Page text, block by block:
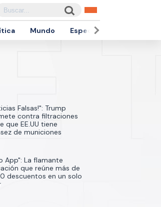
Mundo Espectáculos
Falsas!": Trump
contra filtraciones
que EE.UU tiene
de municiones
App": La flamante
que reúne más de
descuentos en un solo